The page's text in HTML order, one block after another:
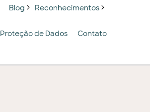
Blog Reconhecimentos
Proteção de Dados Contato